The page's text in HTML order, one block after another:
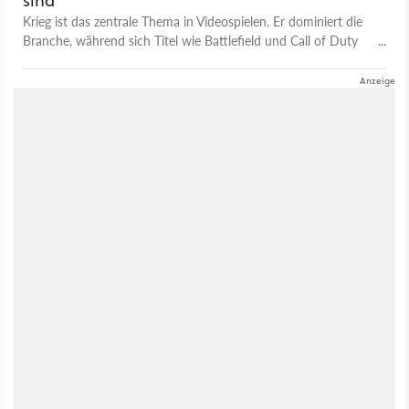
GameStar-Heft!) aus dieser Ausgabe des Rückblicks habt.
Habt ihr ähnliche Erfahrungen gemacht wie die Redakteure
oder seht ihr alles ganz anders?
Krieg ist das zentrale Thema in Videospielen. Er dominiert die
Branche, während sich Titel wie Battlefield und Call of Duty
Erfolg sind vielfältiger, als man auf den ersten Blick vermuten